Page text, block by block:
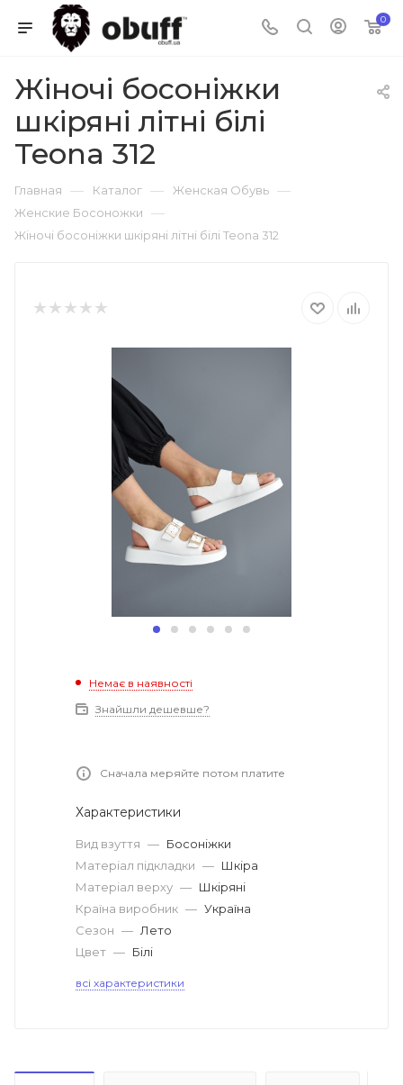
0
Жіночі босоніжки
шкіряні літні білі
Teona 312
Главная — Каталог — Женская Обувь —
Женские Босоножки —
Жіночі босоніжки шкіряні літні білі Teona 312
Немає в наявності
Знайшли дешевше?
Сначала меряйте потом платите
Характеристики
Вид взуття — Босоніжки
Матеріал підкладки — Шкіра
Матеріал верху — Шкіряні
Країна виробник — Україна
Сезон — Лето
Цвет — Білі
всі характеристики